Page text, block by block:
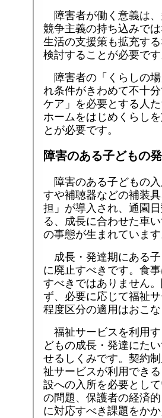
障害者が働く意義は
競争主義の持ち込みで
生活の支援策も拡充す
検討することが必要で
障害者の「くらしの
れ条件がきわめて不十
ケア」を必要とする人
ホームをはじめくらし
とが必要です。
障害のある子どもの
障害のある子どもの
すや補聴器などの補装
担」が導入され、通園
る、成長に合わせた車
の事態が生まれていま
成長・発達期にある
に廃止すべきです。食
すべきではありません
ず、必要に応じて福祉
程度区分の適用はおこ
福祉サービスを利用
どもの成長・発達にた
せるしくみです。契約
祉サービスが利用でき
設への入所を必要とし
の問題、保護者の経済
に対応すべき課題をか